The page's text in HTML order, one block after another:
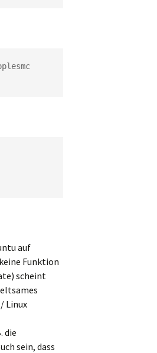
auf
Funktion
scheint
Linux
die
sein, dass